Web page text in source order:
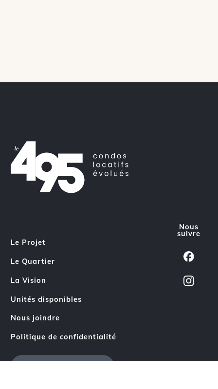
Le Projet
Le Quartier
La Vision
Unités disponibles
Nous joindre
Politique de confidentialité
Nous
suivre